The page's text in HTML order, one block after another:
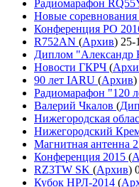
Радиомарафон
Новые соревнования
Конференция РО
R752AN (Архив) 25-
Диплом "Александр
Новости ГКРЧ (
90 лет IARU (Архив)
Радиомарафон "120
Валерий Чкалов (
Нижегородская
Нижегородский
Магнитная антенна 2
Конференция 2015 (
RZ3TW SK (Архив)
Кубок НРЛ-2014 (